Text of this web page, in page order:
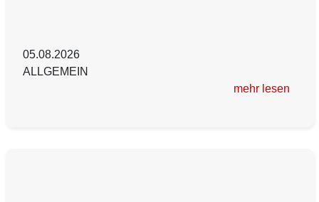
05.08.2026
ALLGEMEIN
mehr lesen